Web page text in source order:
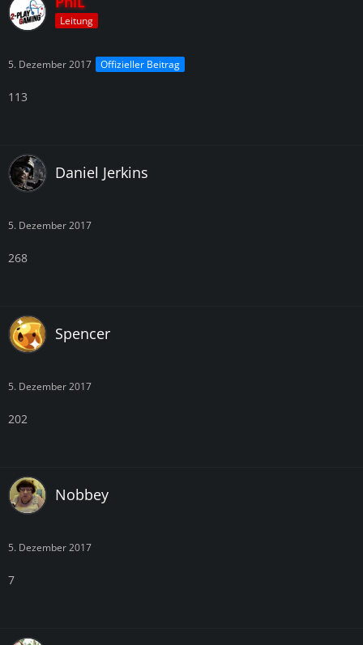
Leitung
5. Dezember 2017 Offizieller Beitrag
113
Daniel Jerkins
5. Dezember 2017
268
Spencer
5. Dezember 2017
202
Nobbey
5. Dezember 2017
7